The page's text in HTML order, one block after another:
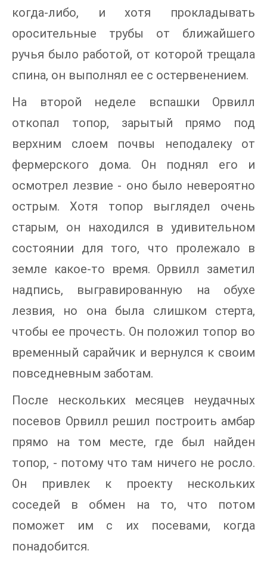
когда-либо, и хотя прокладывать
оросительные трубы от ближайшего
ручья было работой, от которой трещала
спина, он выполнял ее с остервенением.
На второй неделе вспашки Орвилл
откопал топор, зарытый прямо под
верхним слоем почвы неподалеку от
фермерского дома. Он поднял его и
осмотрел лезвие - оно было невероятно
острым. Хотя топор выглядел очень
старым, он находился в удивительном
состоянии для того, что пролежало в
земле какое-то время. Орвилл заметил
надпись, выгравированную на обухе
лезвия, но она была слишком стерта,
чтобы ее прочесть. Он положил топор во
временный сарайчик и вернулся к своим
повседневным заботам.
После нескольких месяцев неудачных
посевов Орвилл решил построить амбар
прямо на том месте, где был найден
топор, - потому что там ничего не росло.
Он привлек к проекту нескольких
соседей в обмен на то, что потом
поможет им с их посевами, когда
понадобится.